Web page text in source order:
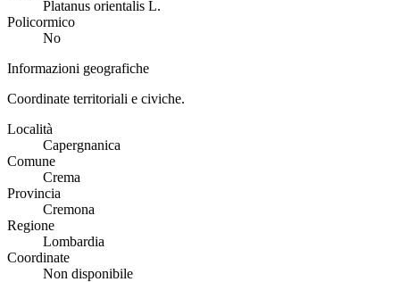
Platanus orientalis L.
Policormico
No
Informazioni geografiche
Coordinate territoriali e civiche.
Località
Capergnanica
Comune
Crema
Provincia
Cremona
Regione
Lombardia
Coordinate
Non disponibile